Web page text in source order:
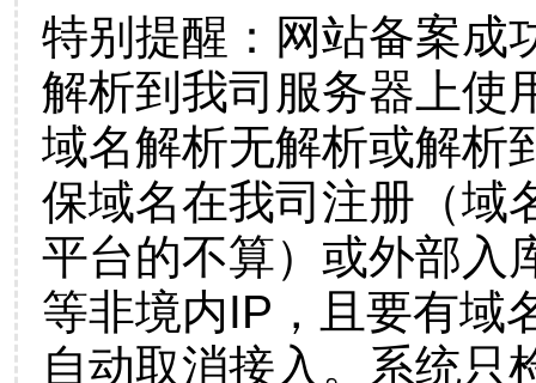
特别提醒：网站备案成
解析到我司服务器上使
域名解析无解析或解析
保域名在我司注册（域
平台的不算）或外部入
等非境内IP，且要有域
自动取消接入。系统只